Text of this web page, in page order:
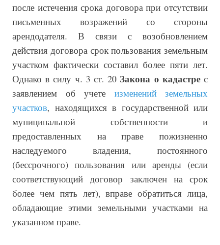
после истечения срока договора при отсутствии
письменных возражений со стороны
арендодателя. В связи с возобновлением
действия договора срок пользования земельным
участком фактически составил более пяти лет.
Однако в силу ч. 3 ст. 20 Закона о кадастрес
заявлением об учете изменений земельных
участков, находящихся в государственной или
муниципальной собственности и
предоставленных на праве пожизненно
наследуемого владения, постоянного
(бессрочного) пользования или аренды (если
соответствующий договор заключен на срок
более чем пять лет), вправе обратиться лица,
обладающие этими земельными участками на
указанном праве.